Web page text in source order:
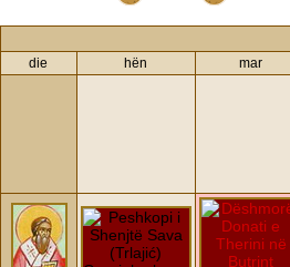
die hën mar